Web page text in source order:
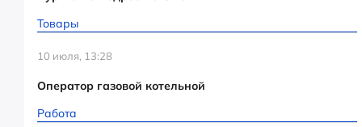
Товары
10 июля, 13:28
Оператор газовой котельной
Работа